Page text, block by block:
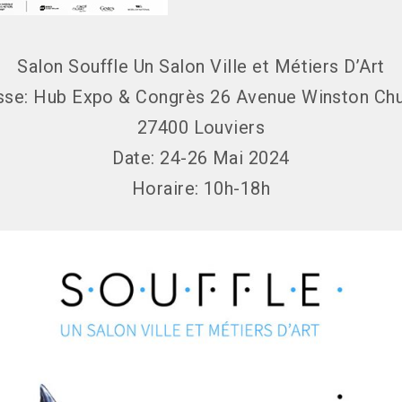
Salon Souffle Un Salon Ville et Métiers D’Art
Hub Expo & Congrès 26 Avenue Winston
27400 Louviers
Date: 24-26 Mai 2024
Horaire: 10h-18h